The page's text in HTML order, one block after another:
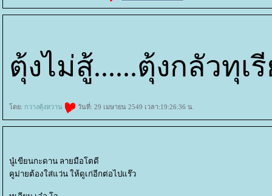
ตุ้งไม่สู้......ตุ้งกลัวทุเ
ดย: กวางตุ้งหวาน วันที่: 29 เมษายน 2549 เวลา:19:26:36 น.
นู๋เขียนกะดาน ลายมือโตดี
คูม่ายต้องใส่แว่น ให้ดูเก่อีกต่อไปแร๊ว